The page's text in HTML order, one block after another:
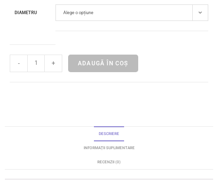
DIAMETRU Alege o opțiune
- + ADAUGĂ ÎN COȘ
DESCRIERE
INFORMAȚII SUPLIMENTARE
RECENZII (0)